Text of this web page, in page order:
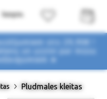
virs 29,90€ !
un uzzini par mūsu
Pludmales kleitas